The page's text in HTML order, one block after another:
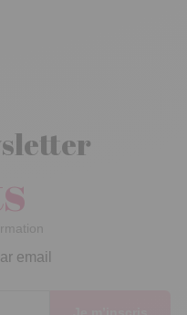
email